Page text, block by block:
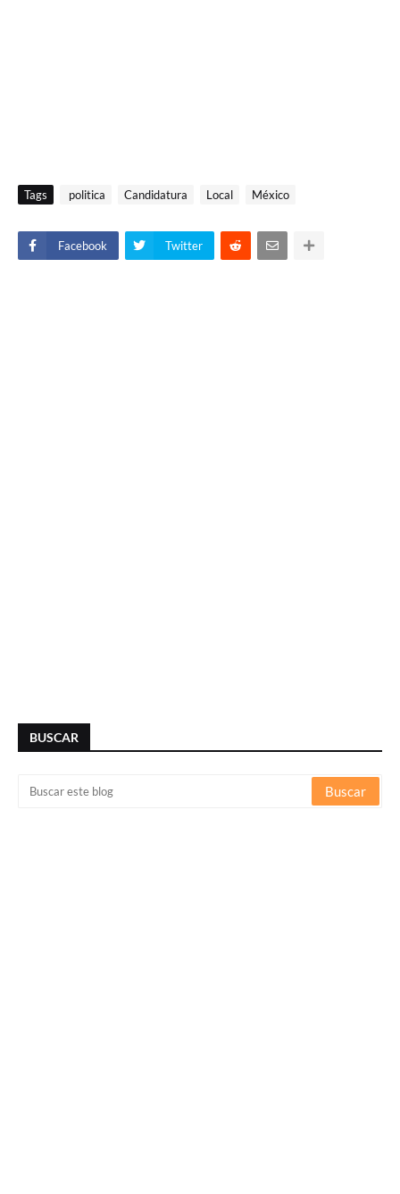
Tags politica Candidatura Local México
Facebook Twitter
BUSCAR